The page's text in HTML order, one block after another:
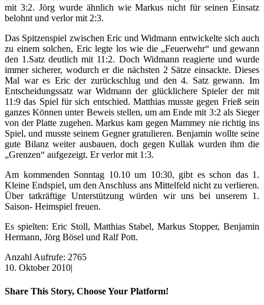
mit 3:2. Jörg wurde ähnlich wie Markus nicht für seinen Einsatz
belohnt und verlor mit 2:3.
Das Spitzenspiel zwischen Eric und Widmann entwickelte sich auch
zu einem solchen, Eric legte los wie die „Feuerwehr“ und gewann
den 1.Satz deutlich mit 11:2. Doch Widmann reagierte und wurde
immer sicherer, wodurch er die nächsten 2 Sätze einsackte. Dieses
Mal war es Eric der zurückschlug und den 4. Satz gewann. Im
Entscheidungssatz war Widmann der glücklichere Spieler der mit
11:9 das Spiel für sich entschied. Matthias musste gegen Frieß sein
ganzes Können unter Beweis stellen, um am Ende mit 3:2 als Sieger
von der Platte zugehen. Markus kam gegen Mammey nie richtig ins
Spiel, und musste seinem Gegner gratulieren. Benjamin wollte seine
gute Bilanz weiter ausbauen, doch gegen Kullak wurden ihm die
„Grenzen“ aufgezeigt. Er verlor mit 1:3.
Am kommenden Sonntag 10.10 um 10:30, gibt es schon das 1.
Kleine Endspiel, um den Anschluss ans Mittelfeld nicht zu verlieren.
Über tatkräftige Unterstützung würden wir uns bei unserem 1.
Saison- Heimspiel freuen.
Es spielten: Eric Stoll, Matthias Stabel, Markus Stopper, Benjamin
Hermann, Jörg Bösel und Ralf Pott.
Anzahl Aufrufe: 2765
10. Oktober 2010|
Share This Story, Choose Your Platform!